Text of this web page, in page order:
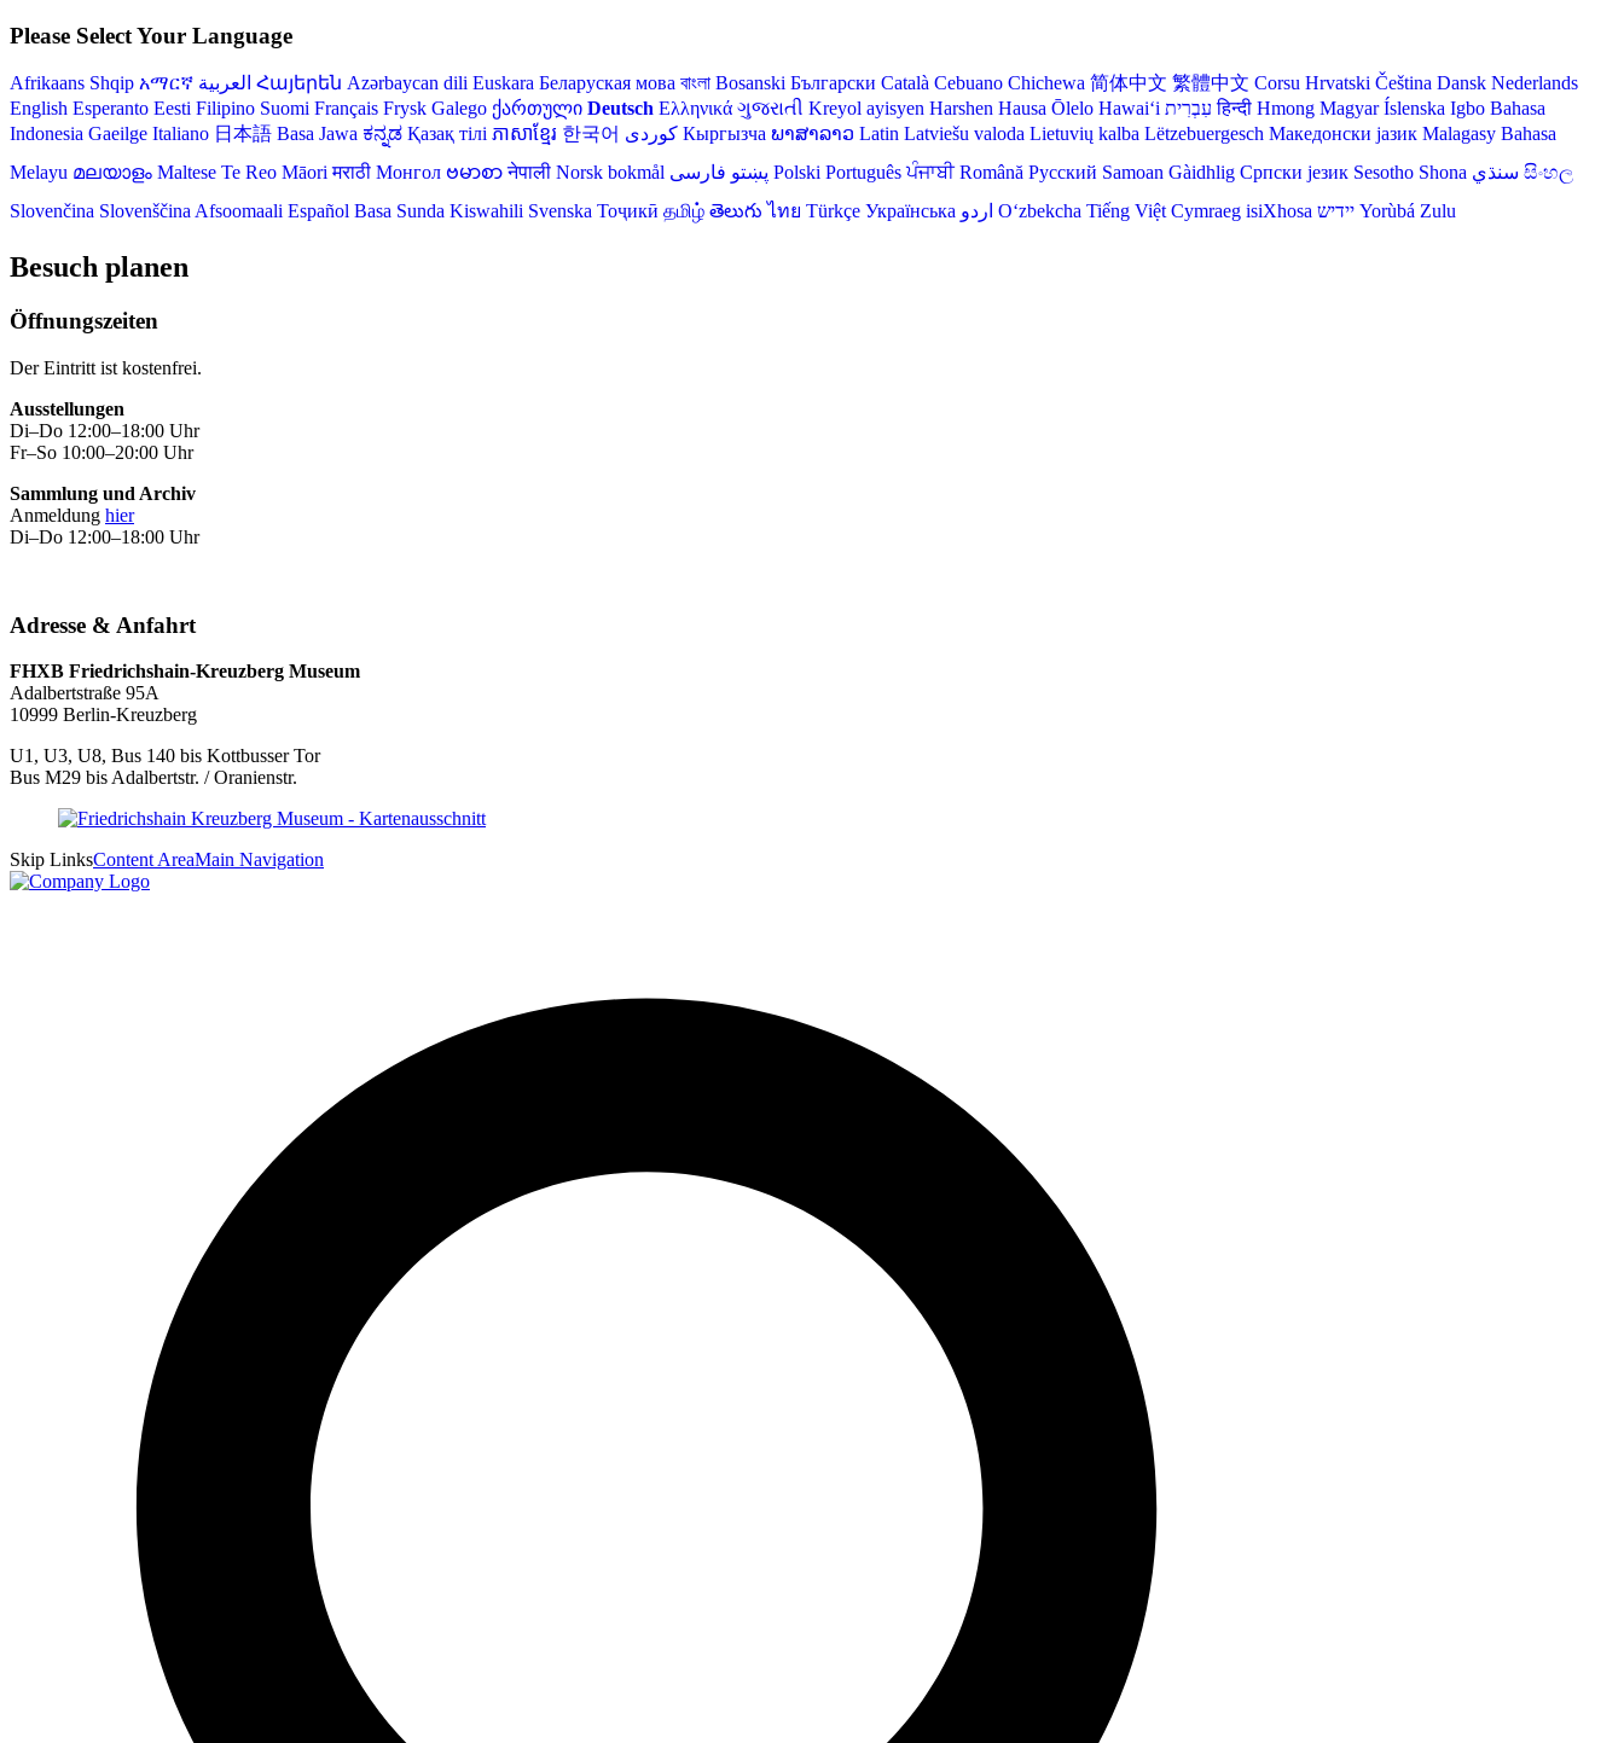
Please Select Your Language
Afrikaans Shqip አማርኛ العربية Հայերեն Azərbaycan dili Euskara Беларуская мова বাংলা Bosanski Български Català Cebuano Chichewa 简体中文 繁體中文 Corsu Hrvatski Čeština‎ Dansk Nederlands
English Esperanto Eesti Filipino Suomi Français Frysk Galego ქართული Deutsch Ελληνικά ગુજરાતી Kreyol ayisyen Harshen Hausa Ōlelo Hawaiʻi עִבְרִית हिन्दी Hmong Magyar Íslenska Igbo Bahasa
Indonesia Gaeilge Italiano 日本語 Basa Jawa ಕನ್ನಡ Қазақ тілі ភាសាខ្មែរ 한국어 Кыргызча ພາສາລາວ Latin Latviešu valoda Lietuvių kalba Lëtzebuergesch Македонски јазик Malagasy Bahasa
Melayu മലയാളം Maltese Te Reo Māori मराठी Монгол ဗမာစာ नेपाली Norsk bokmål پښتو فارسی Polski Português ਪੰਜਾਬੀ Română Русский Samoan Gàidhlig Српски језик Sesotho Shona سنڌي සිංහල
Slovenčina SlovenščinaAfsoomaali Español Basa Sunda Kiswahili Svenska Тоҷикӣ தமிழ் తెలుగు ไทย Türkçe Українська اردو O‘zbekcha Tiếng Việt Cymraeg isiXhosa יידיש Yorùbá Zulu
Besuch planen
Öffnungszeiten
Der Eintritt ist kostenfrei.
Ausstellungen
Di–Do 12:00–18:00 Uhr
Fr–So 10:00–20:00 Uhr
Sammlung und Archiv
Anmeldung hier
Di–Do 12:00–18:00 Uhr
Adresse & Anfahrt
FHXB Friedrichshain-Kreuzberg Museum
Adalbertstraße 95A
10999 Berlin-Kreuzberg
U1, U3, U8, Bus 140 bis Kottbusser Tor
Bus M29 bis Adalbertstr. / Oranienstr.
Skip LinksContent AreaMain Navigation